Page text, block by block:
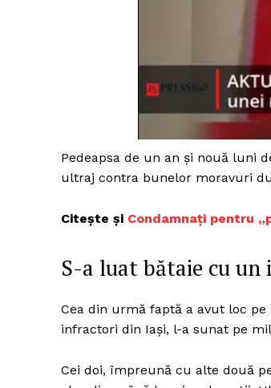
Pedeapsa de un an şi nouă luni
ultraj contra bunelor moravuri
Citește și Condamnați pentru
S-a luat bătaie cu
Cea din urmă faptă a avut loc
infractori din Iaşi, l-a sunat pe
Cei doi, împreună cu alte două